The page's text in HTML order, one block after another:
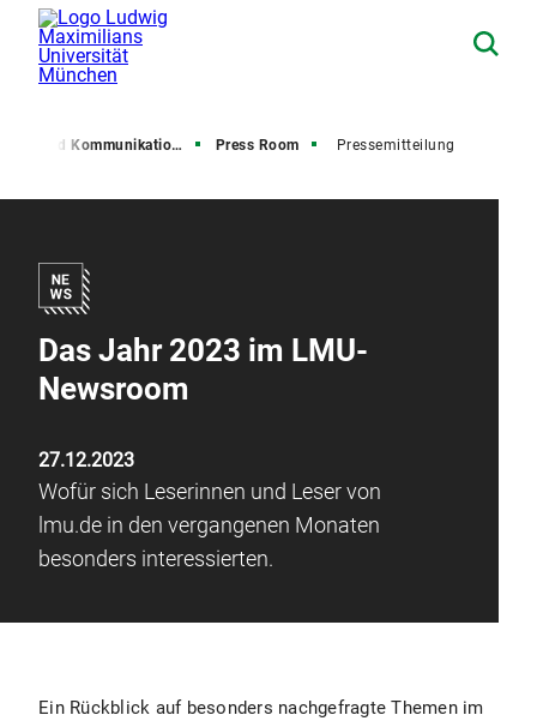
und Kommunikation (PuK) Press Room Pressemitteilung
Das Jahr 2023 im LMU-
Newsroom
27.12.2023
Wofür sich Leserinnen und Leser von
lmu.de in den vergangenen Monaten
besonders interessierten.
Ein Rückblick auf besonders nachgefragte Themen im